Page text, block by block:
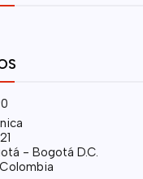
- Bogotá D.C.